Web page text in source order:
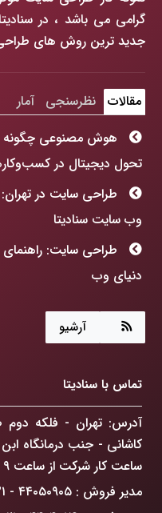
گرامی می باشد ، در
جدید ترین روش های
مقالات نظرسنجی
آمار
هوش مصنوعی چگونه
تحول دیجیتال در
طراحی سایت در
وب سایت سنادیتا
طراحی سایت:
دنیای وب
طراحی سایت: فراتر از
کسب‌وکار شما را متحول
راهکار افزایش فروش
دیجیتال به سلطه بازار
ضرورت درک دیدگاه GoogleBot
آرشیو
تماس با سنادیتا
آدرس: تهران - فلکه دوم
ساعت کار شرکت از ساعت ۹ الی ۱۸ می باشد
مدیر فروش : ۴۴۰۵۰۹۰۵ - ۰۲۱